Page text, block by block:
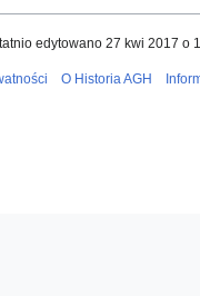
edytowano 27 kwi 2017 o
O Historia AGH